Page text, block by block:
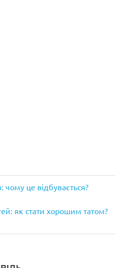
чому це відбувається?
як стати хорошим татом?